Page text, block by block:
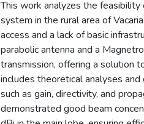
This work analyzes the
system in the rural area of
access and a lack of basic
parabolic antenna and a
transmission, offering a solution
includes theoretical analyses
such as gain, directivity, and
demonstrated good beam